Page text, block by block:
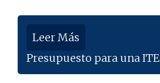
Leer Más
Presupuesto para una